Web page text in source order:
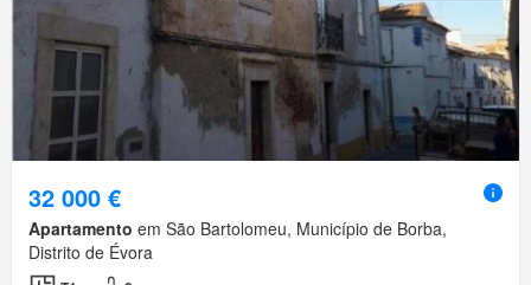
32 000 €
Apartamento em São Bartolomeu, Município de Borba,
Distrito de Évora